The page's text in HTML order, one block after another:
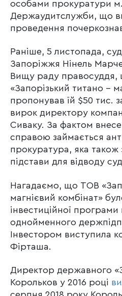
особами прокуратури
Держаудитслужби, що
проведення
Раніше, 5 листопада,
Запоріжжя Нінель
Вищу раду
«Запорізький титано –
пропонував їй $50 тис.
вирок директору
Сиваку. За фактом
справою займається
прокуратура, яка також
підстави для відводу
Нагадаємо, що ТОВ
магнієвий комбінат»
інвестиційної програми
однойменного
Інвестором виступила
Фірташа.
Директор державного
Корольков у 2016 році